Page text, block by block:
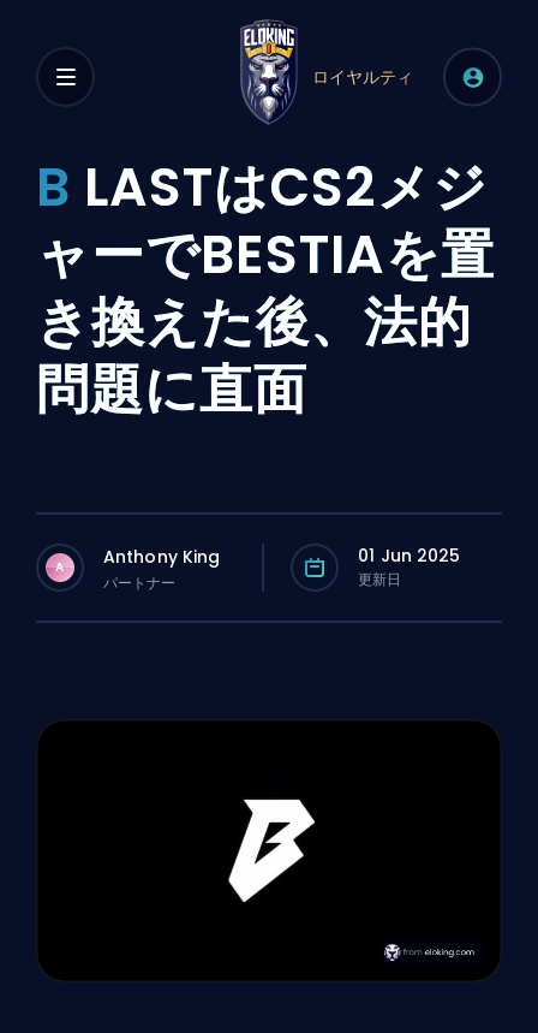
ロイヤルティ
B LASTはCS2メジ
ャーでBESTIAを置
き換えた後、法的
問題に直面
A Anthony King
パートナー
01 Jun 2025
更新日